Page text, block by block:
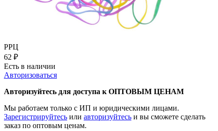
РРЦ
62 ₽
Есть в наличии
Авторизоваться
Авторизуйтесь для доступа к ОПТОВЫМ ЦЕНАМ
Мы работаем только с ИП и юридическими лицами.
Зарегистрируйтесь или авторизуйтесь и вы сможете сделать
заказ по оптовым ценам.